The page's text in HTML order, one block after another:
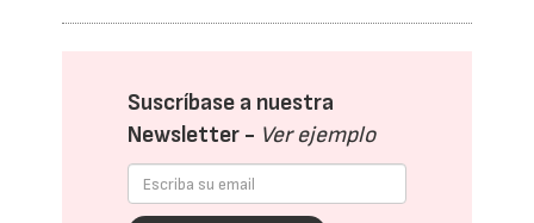
Suscríbase a nuestra
Newsletter - Ver ejemplo